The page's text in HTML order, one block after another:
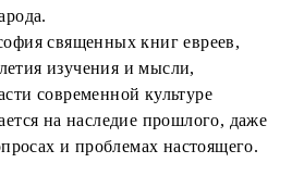
священных книг евреев,
изучения и мысли,
современной культуре
на наследие прошлого, даже
и проблемах настоящего.